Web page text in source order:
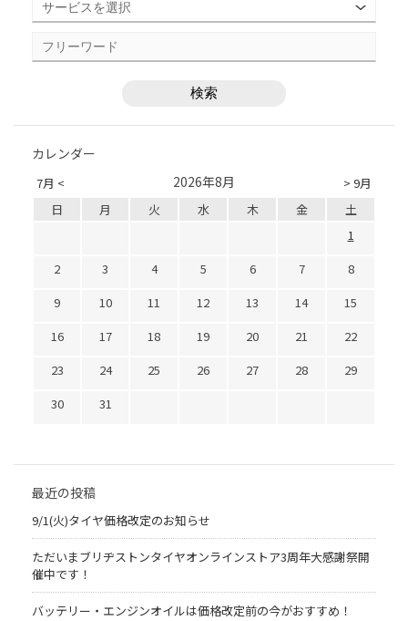
カレンダー
7月 < > 9月
2026年8月
日 月 火 水 木 金
土
1
2
3 4 5 6 7
8
9
10 11 12 13 14
15
16
17 18 19 20 21
22
23
24 25 26 27 28
29
30
31
最近の投稿
9/1(火)タイヤ価格改定のお知らせ
ただいまブリヂストンタイヤオンラインストア3周年大感謝祭開
催中です！
バッテリー・エンジンオイルは価格改定前の今がおすすめ！